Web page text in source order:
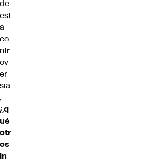
de
est
a
co
ntr
ov
er
sia
,
¿q
ué
otr
os
in